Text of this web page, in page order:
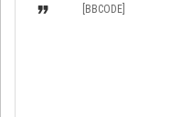
 [BBCODE]